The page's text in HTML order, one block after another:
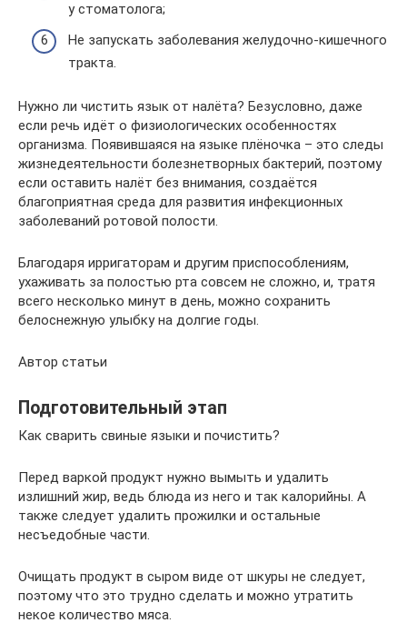
у стоматолога;
Не запускать заболевания желудочно-кишечного
тракта.
Нужно ли чистить язык от налёта? Безусловно, даже
если речь идёт о физиологических особенностях
организма. Появившаяся на языке плёночка – это следы
жизнедеятельности болезнетворных бактерий, поэтому
если оставить налёт без внимания, создаётся
благоприятная среда для развития инфекционных
заболеваний ротовой полости.
Благодаря ирригаторам и другим приспособлениям,
ухаживать за полостью рта совсем не сложно, и, тратя
всего несколько минут в день, можно сохранить
белоснежную улыбку на долгие годы.
Автор статьи
Подготовительный этап
Как сварить свиные языки и почистить?
Перед варкой продукт нужно вымыть и удалить
излишний жир, ведь блюда из него и так калорийны. А
также следует удалить прожилки и остальные
несъедобные части.
Очищать продукт в сыром виде от шкуры не следует,
поэтому что это трудно сделать и можно утратить
некое количество мяса.